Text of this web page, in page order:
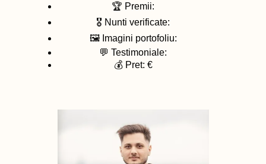
🏆 Premii:
🎖️ Nunti verificate:
🖼️ Imagini portofoliu:
💬 Testimoniale:
💰 Pret: €